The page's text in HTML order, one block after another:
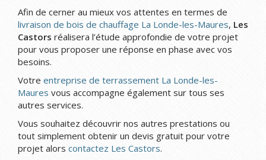
Afin de cerner au mieux vos attentes en termes de
livraison de bois de chauffage La Londe-les-Maures, Les
Castors réalisera l’étude approfondie de votre projet
pour vous proposer une réponse en phase avec vos
besoins.
Votre entreprise de terrassement La Londe-les-
Maures vous accompagne également sur tous ses
autres services.
Vous souhaitez découvrir nos autres prestations ou
tout simplement obtenir un devis gratuit pour votre
projet alors contactez Les Castors.